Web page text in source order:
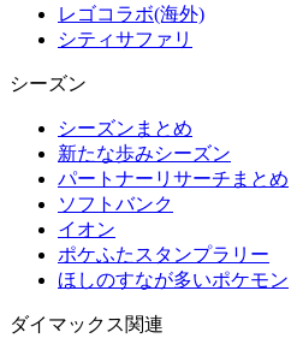
レゴコラボ(海外)
シティサファリ
シーズン
シーズンまとめ
新たな歩みシーズン
パートナーリサーチまとめ
ソフトバンク
イオン
ポケふたスタンプラリー
ほしのすなが多いポケモン
ダイマックス関連